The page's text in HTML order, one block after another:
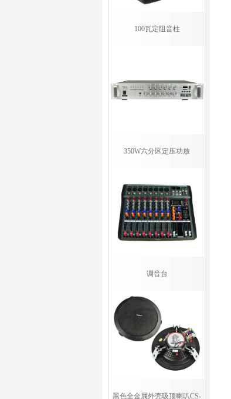
100瓦定阻音柱
350W六分区定压功放
调音台
黑色全金属外壳吸顶喇叭CS-